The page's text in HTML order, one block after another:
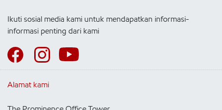
Ikuti sosial media kami untuk mendapatkan informasi-
informasi penting dari kami
Alamat kami